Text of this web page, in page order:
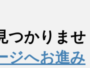
つかりませ
ジへお進み